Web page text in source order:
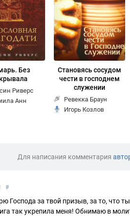
Без
Риверс
Анн
Становясь сосудом
чести в господнем
служении
Ревекка Браун
Игорь Козлов
Для написания комментария
#
Господа за твой призыв, за то, что
так укрепила меня! Обнимаю в